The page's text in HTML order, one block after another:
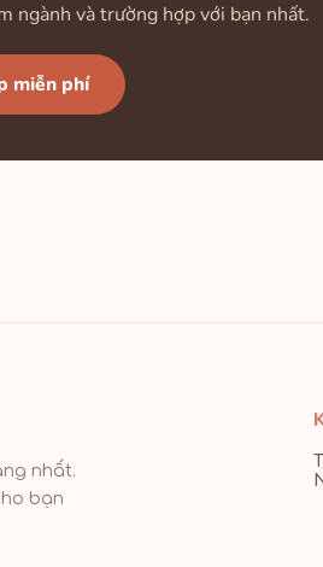
ngành và trường hợp với bạn nhất.
miễn phí
nhất.
bạn